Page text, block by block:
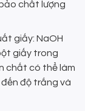
chất lượng
giấy: NaOH
giấy trong
chất có thể làm
độ trắng và